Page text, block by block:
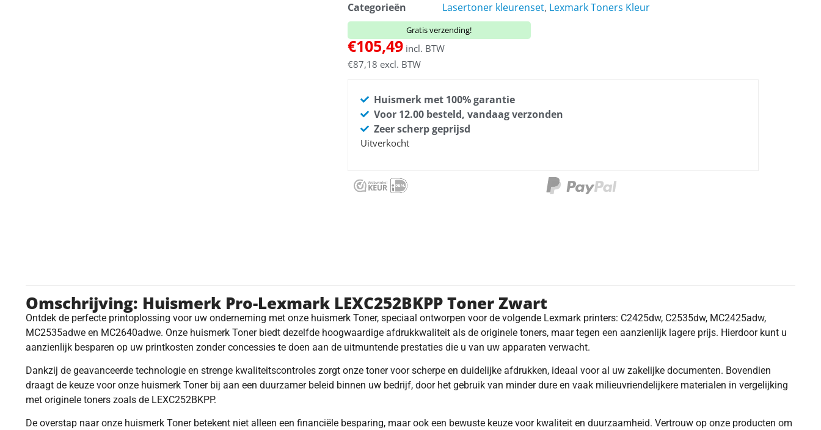
Categorieën
Lasertoner kleurenset, Lexmark Toners Kleur
Gratis verzending!
€105,49incl. BTW
€87,18 excl. BTW
Huismerk met 100% garantie
Voor 12.00 besteld, vandaag verzonden
Zeer scherp geprijsd
Uitverkocht
Omschrijving: Huismerk Pro-Lexmark LEXC252BKPP Toner Zwart
Ontdek de perfecte printoplossing voor uw onderneming met onze huismerk Toner, speciaal ontworpen voor de volgende Lexmark printers: C2425dw, C2535dw, MC2425adw,
MC2535adwe en MC2640adwe. Onze huismerk Toner biedt dezelfde hoogwaardige afdrukkwaliteit als de originele toners, maar tegen een aanzienlijk lagere prijs. Hierdoor kunt u
aanzienlijk besparen op uw printkosten zonder concessies te doen aan de uitmuntende prestaties die u van uw apparaten verwacht.
Dankzij de geavanceerde technologie en strenge kwaliteitscontroles zorgt onze toner voor scherpe en duidelijke afdrukken, ideaal voor al uw zakelijke documenten. Bovendien
draagt de keuze voor onze huismerk Toner bij aan een duurzamer beleid binnen uw bedrijf, door het gebruik van minder dure en vaak milieuvriendelijkere materialen in vergelijking
met originele toners zoals de LEXC252BKPP.
De overstap naar onze huismerk Toner betekent niet alleen een financiële besparing, maar ook een bewuste keuze voor kwaliteit en duurzaamheid. Vertrouw op onze producten om